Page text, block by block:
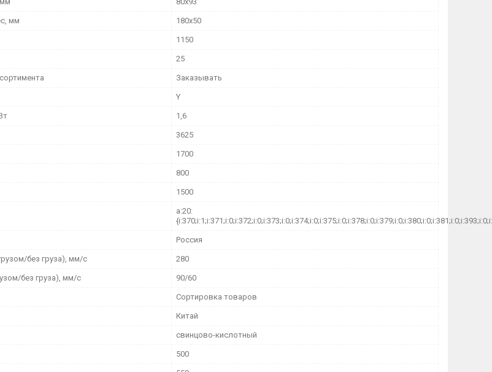
мм 180х50
1150
25
Заказывать
Y
1,6
3625
1700
800
1500
a:20:
Россия
без груза), мм/с 280
без груза), мм/с 90/60
Сортировка товаров
Китай
свинцово-кислотный
500